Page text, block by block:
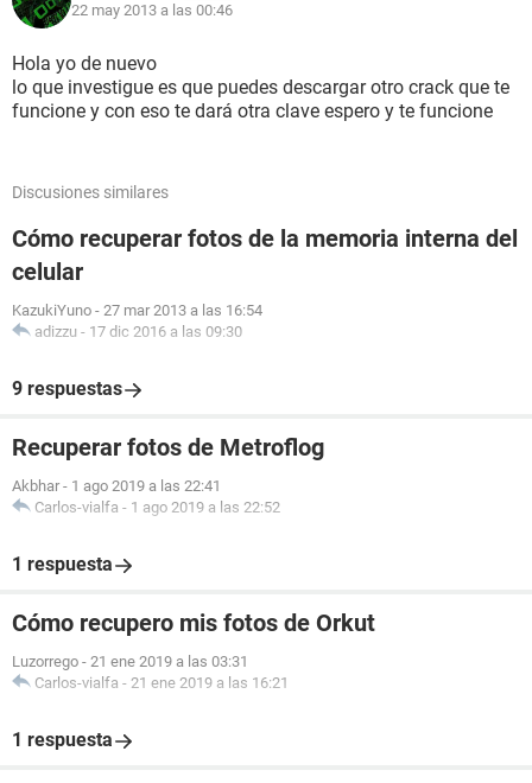
22 may 2013 a las 00:46
Hola yo de nuevo
lo que investigue es que puedes descargar otro crack que te
funcione y con eso te dará otra clave espero y te funcione
Discusiones similares
Cómo recuperar fotos de la memoria interna del
celular
KazukiYuno - 27 mar 2013 a las 16:54
adizzu - 17 dic 2016 a las 09:30
9 respuestas
Recuperar fotos de Metroflog
Akbhar - 1 ago 2019 a las 22:41
Carlos-vialfa - 1 ago 2019 a las 22:52
1 respuesta
Cómo recupero mis fotos de Orkut
Luzorrego - 21 ene 2019 a las 03:31
Carlos-vialfa - 21 ene 2019 a las 16:21
1 respuesta